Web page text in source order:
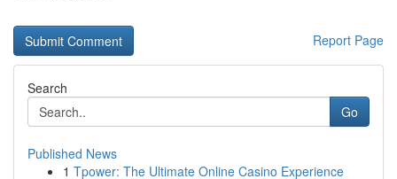
Report Page
Search
Go
Published News
1 Tpower: The Ultimate Online Casino Experience